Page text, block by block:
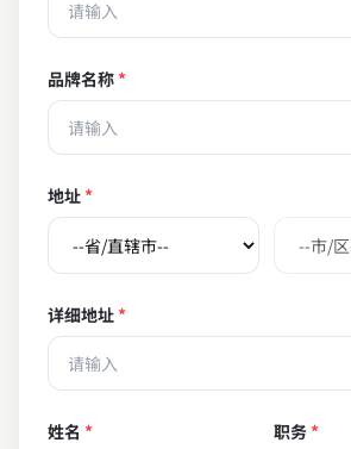
品牌名称
地址
详细地址
姓名 职务